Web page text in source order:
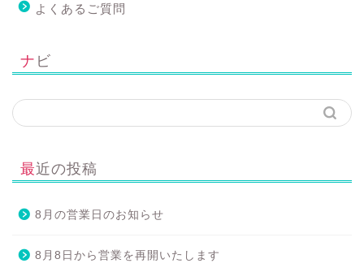
よくあるご質問
ナビ
最近の投稿
8月の営業日のお知らせ
8月8日から営業を再開いたします